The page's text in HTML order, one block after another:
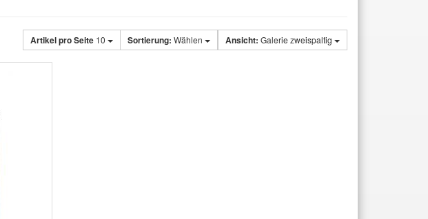
Ansicht: Galerie zweispaltig
Sortierung: Wählen
Artikel pro Seite 10